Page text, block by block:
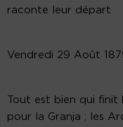
raconte leur départ
Vendredi 29 Août
Tout est bien qui
pour la Granja ; les